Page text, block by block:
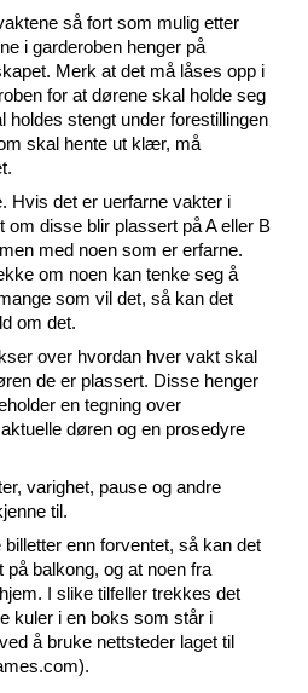
så fort som mulig etter
i garderoben henger på
Merk at det må låses opp i
for at dørene skal holde seg
holdes stengt under forestillingen
skal hente ut klær, må
Hvis det er uerfarne vakter i
om disse blir plassert på A eller B
med noen som er erfarne.
om noen kan tenke seg å
som vil det, så kan det
om det.
over hvordan hver vakt skal
de er plassert. Disse henger
en tegning over
døren og en prosedyre
varighet, pause og andre
til.
enn forventet, så kan det
på balkong, og at noen fra
I slike tilfeller trekkes det
kuler i en boks som står i
å bruke nettsteder laget til